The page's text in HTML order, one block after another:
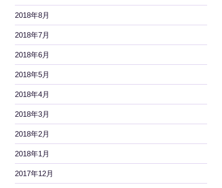
2018年8月
2018年7月
2018年6月
2018年5月
2018年4月
2018年3月
2018年2月
2018年1月
2017年12月